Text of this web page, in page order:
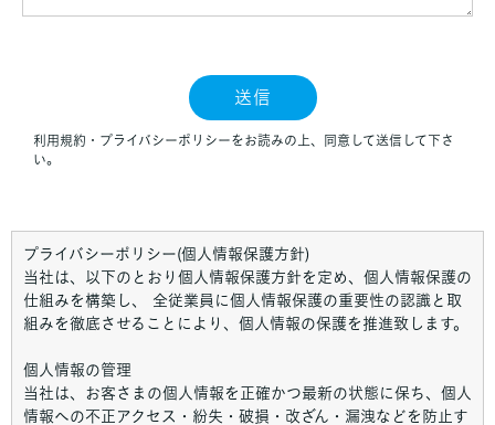
プライバシーポリシー(個人情報保護方針)
当社は、以下のとおり個人情報保護方針を定め、個人情報保護の
仕組みを構築し、 全従業員に個人情報保護の重要性の認識と取
組みを徹底させることにより、個人情報の保護を推進致します。
個人情報の管理
当社は、お客さまの個人情報を正確かつ最新の状態に保ち、個人
情報への不正アクセス・紛失・破損・改ざん・漏洩などを防止す